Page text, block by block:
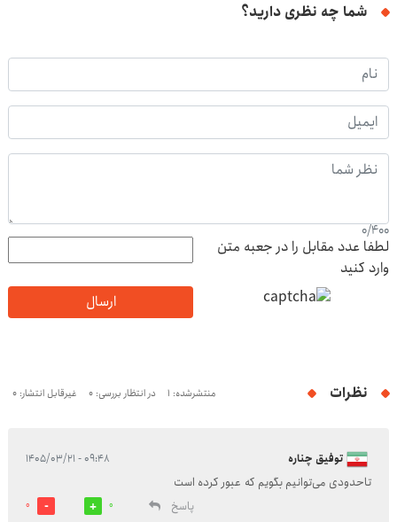
شما چه نظری دارید؟
0/400
لطفا عدد مقابل را در جعبه متن
وارد کنید
ارسال
نظرات منتشرشده: 1 در انتظار بررسی: 0 غیرقابل انتشار: 0
توفيق چناره ۰۹:۴۸ - ۱۴۰۵/۰۳/۲۱
تاحدودی می‌توانیم بگویم که عبور کرده است
پاسخ
0
0